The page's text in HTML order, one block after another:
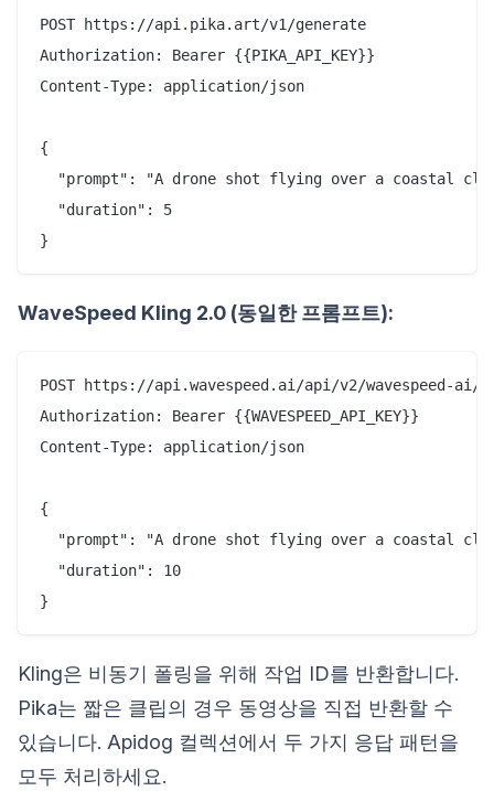
POST https://api.pika.art/v1/generate
Authorization: Bearer {{PIKA_API_KEY}}
Content-Type: application/json
{
"prompt": "A drone shot flying over a coastal
  "duration": 5
WaveSpeed Kling 2.0 (동일한 프롬프트):
POST https://api.wavespeed.ai/api/v2/wavespeed-ai/
Authorization: Bearer {{WAVESPEED_API_KEY}}
Content-Type: application/json
{
"prompt": "A drone shot flying over a coastal
  "duration": 10
Kling은 비동기 폴링을 위해 작업 ID를 반환합니다.
Pika는 짧은 클립의 경우 동영상을 직접 반환할 수
있습니다. Apidog 컬렉션에서 두 가지 응답 패턴을
모두 처리하세요.